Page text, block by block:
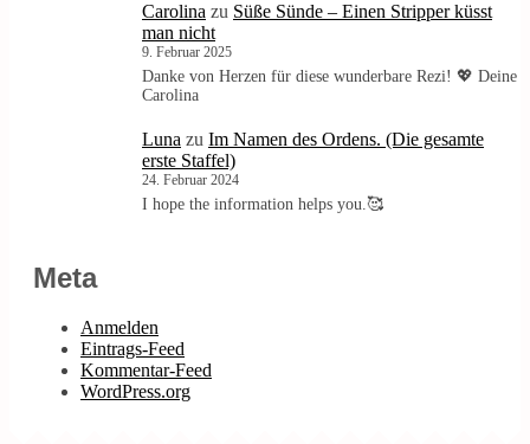
Carolina zu Süße Sünde – Einen Stripper küsst
man nicht
9. Februar 2025
Danke von Herzen für diese wunderbare Rezi! 💖 Deine
Carolina
Luna zu Im Namen des Ordens. (Die gesamte
erste Staffel)
24. Februar 2024
I hope the information helps you.🥰
Meta
Anmelden
Eintrags-Feed
Kommentar-Feed
WordPress.org